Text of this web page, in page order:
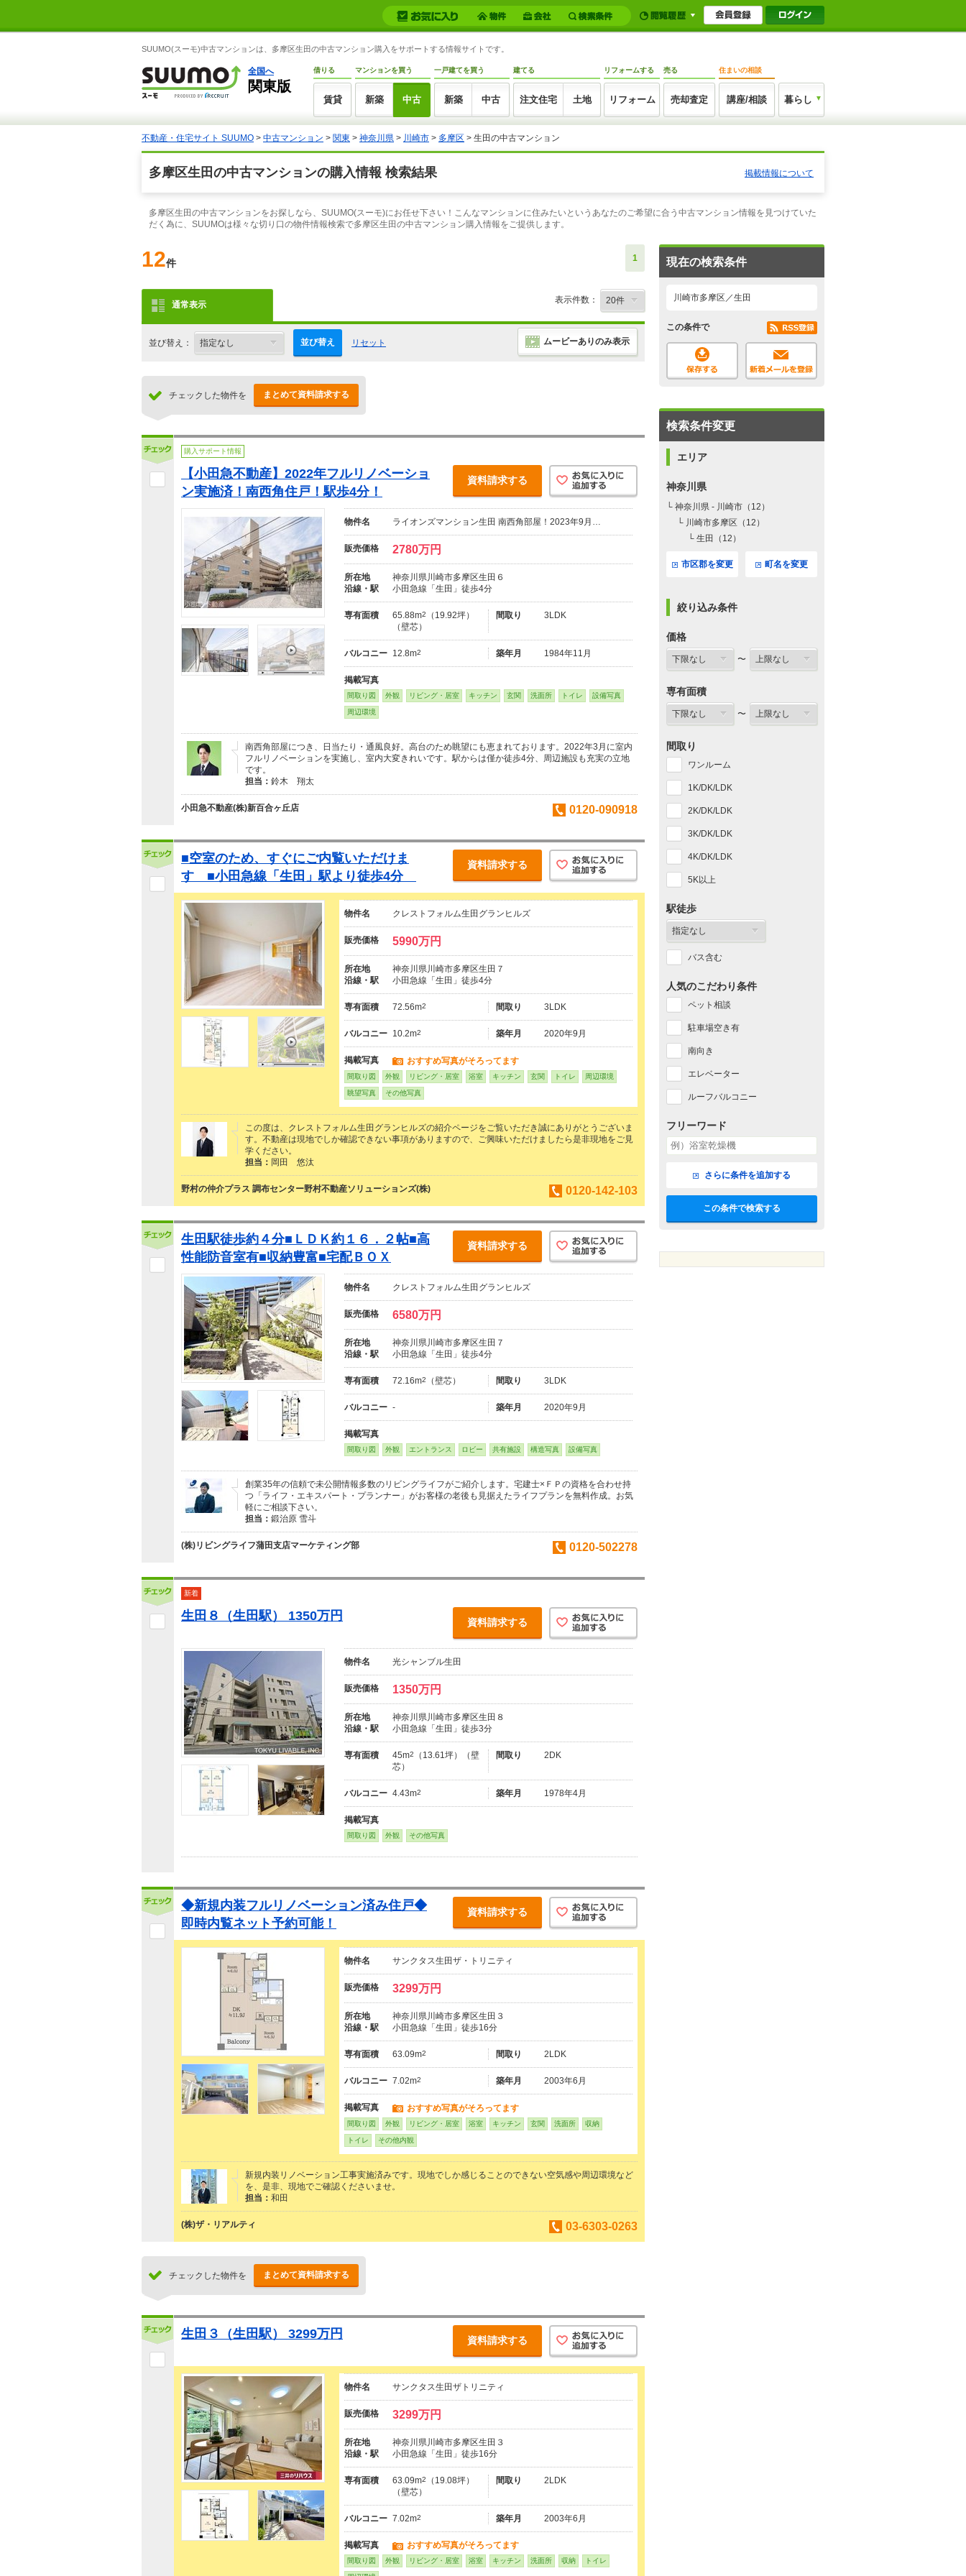
SUUMO(スーモ)中古マンションは、多摩区生田の中古マンション購入をサポートする情報サイトです。
全国へ
関東版
借りる
賃貸
マンションを買う
新築 中古
一戸建てを買う
新築 中古
建てる
注文住宅 土地
リフォームする
リフォーム
売る
売却査定
住まいの相談
講座/相談 暮らし
不動産・住宅サイト SUUMO > 中古マンション > 関東 > 神奈川県 > 川崎市 > 多摩区 > 生田の中古マンション
多摩区生田の中古マンションの購入情報 検索結果 掲載情報について
多摩区生田の中古マンションをお探しなら、SUUMO(スーモ)にお任せ下さい！こんなマンションに住みたいというあなたのご希望に合う中古マンション情報を見つけていた
だく為に、SUUMOは様々な切り口の物件情報検索で多摩区生田の中古マンション購入情報をご提供します。
12件 1
通常表示 表示件数：
並び替え： 並び替え リセット ムービーありのみ表示
チェックした物件を まとめて資料請求する
購入サポート情報
【小田急不動産】2022年フルリノベーショ
ン実施済！南西角住戸！駅歩4分！
資料請求する
物件名 ライオンズマンション生田 南西角部屋！2023年9月…
販売価格 2780万円
所在地
神奈川県川崎市多摩区生田６
沿線・駅
小田急線「生田」徒歩4分
専有面積 65.88m2
（19.92坪）
（壁芯）
間取り 3LDK
バルコニー 12.8m2 築年月 1984年11月
掲載写真
間取り図 外観 リビング・居室 キッチン 玄関 洗面所 トイレ 設備写真
周辺環境
南西角部屋につき、日当たり・通風良好。高台のため眺望にも恵まれております。2022年3月に室内
フルリノベーションを実施し、室内大変きれいです。駅からは僅か徒歩4分、周辺施設も充実の立地
です。
担当： 鈴木 翔太
小田急不動産(株)新百合ヶ丘店 0120-090918
■空室のため、すぐにご内覧いただけま
す ■小田急線「生田」駅より徒歩4分
資料請求する
物件名 クレストフォルム生田グランヒルズ
販売価格 5990万円
所在地
神奈川県川崎市多摩区生田７
沿線・駅
小田急線「生田」徒歩4分
専有面積 72.56m2 間取り 3LDK
バルコニー 10.2m2 築年月 2020年9月
掲載写真 おすすめ写真がそろってます
間取り図 外観 リビング・居室 浴室 キッチン 玄関 トイレ 周辺環境
眺望写真 その他写真
この度は、クレストフォルム生田グランヒルズの紹介ページをご覧いただき誠にありがとうございま
す。不動産は現地でしか確認できない事項がありますので、ご興味いただけましたら是非現地をご見
学ください。
担当： 岡田 悠汰
野村の仲介プラス 調布センター野村不動産ソリューションズ(株) 0120-142-103
生田駅徒歩約４分■ＬＤＫ約１６．２帖■高
性能防音室有■収納豊富■宅配ＢＯＸ
資料請求する
物件名 クレストフォルム生田グランヒルズ
販売価格 6580万円
所在地
神奈川県川崎市多摩区生田７
沿線・駅
小田急線「生田」徒歩4分
専有面積 72.16m2 （壁芯） 間取り 3LDK
バルコニー - 築年月 2020年9月
掲載写真
間取り図 外観 エントランス ロビー 共有施設 構造写真 設備写真
創業35年の信頼で未公開情報多数のリビングライフがご紹介します。宅建士×ＦＰの資格を合わせ持
つ「ライフ・エキスパート・プランナー」がお客様の老後も見据えたライフプランを無料作成。お気
軽にご相談下さい。
担当： 鍛治原 雪斗
(株)リビングライフ蒲田支店マーケティング部 0120-502278
新着
生田８（生田駅） 1350万円 資料請求する
物件名 光シャンブル生田
販売価格 1350万円
所在地
神奈川県川崎市多摩区生田８
沿線・駅
小田急線「生田」徒歩3分
専有面積 45m2
（13.61坪）（壁
芯）
間取り 2DK
バルコニー 4.43m2 築年月 1978年4月
掲載写真
間取り図 外観 その他写真
◆新規内装フルリノベーション済み住戸◆
即時内覧ネット予約可能！
資料請求する
物件名 サンクタス生田ザ・トリニティ
販売価格 3299万円
所在地
神奈川県川崎市多摩区生田３
沿線・駅
小田急線「生田」徒歩16分
専有面積 63.09m2 間取り 2LDK
バルコニー 7.02m2 築年月 2003年6月
掲載写真 おすすめ写真がそろってます
間取り図 外観 リビング・居室 浴室 キッチン 玄関 洗面所 収納
トイレ その他内観
新規内装リノベーション工事実施済みです。現地でしか感じることのできない空気感や周辺環境など
を、是非、現地でご確認くださいませ。
担当： 和田
(株)ザ・リアルティ 03-6303-0263
チェックした物件を まとめて資料請求する
生田３（生田駅） 3299万円 資料請求する
物件名 サンクタス生田ザトリニティ
販売価格 3299万円
所在地
神奈川県川崎市多摩区生田３
沿線・駅
小田急線「生田」徒歩16分
専有面積 63.09m2
（19.08坪）
（壁芯）
間取り 2LDK
バルコニー 7.02m2 築年月 2003年6月
掲載写真 おすすめ写真がそろってます
間取り図 外観 リビング・居室 浴室 キッチン 洗面所 収納 トイレ
現在の検索条件
川崎市多摩区／生田
この条件で
検索条件変更
エリア
神奈川県
└ 神奈川県 - 川崎市（12）
└ 川崎市多摩区（12）
└ 生田（12）
市区郡を変更 町名を変更
絞り込み条件
価格
〜
専有面積
〜
間取り
ワンルーム
1K/DK/LDK
2K/DK/LDK
3K/DK/LDK
4K/DK/LDK
5K以上
駅徒歩
バス含む
人気のこだわり条件
ペット相談
駐車場空き有
南向き
エレベーター
ルーフバルコニー
フリーワード
さらに条件を追加する
この条件で検索する